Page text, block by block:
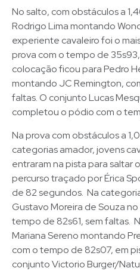
No salto, com obstáculos a
Rodrigo Lima montando
experiente cavaleiro foi o
prova com o tempo de
colocação ficou para Pedro
montando JC Remington,
faltas. O conjunto Lucas
completou o pódio com o
Na prova com obstáculos a
categorias amador, jovens
entraram na pista para saltar
percurso traçado por Érica
de 82 segundos. Na
Gustavo Moreira de Souza
tempo de 82s61, sem faltas.
Mariana Sereno montando
com o tempo de 82s07, em
conjunto Victorio Burger/